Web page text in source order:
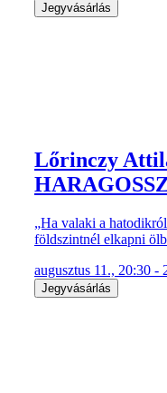
Jegyvásárlás
Lőrinczy
„Ha valaki a
földszintnél elkapni
augusztus 11., 20:30 -
Jegyvásárlás